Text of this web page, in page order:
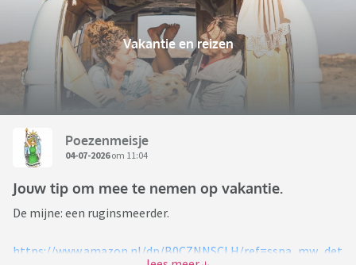
Vakantie en reizen
Poezenmeisje
04-07-2026om 11:04
Jouw tip om mee te nemen op vakantie.
De mijne: een ruginsmeerder.
https://www.amazon.nl/dp/B0CZNNSCLH/ref=sspa_mw_det